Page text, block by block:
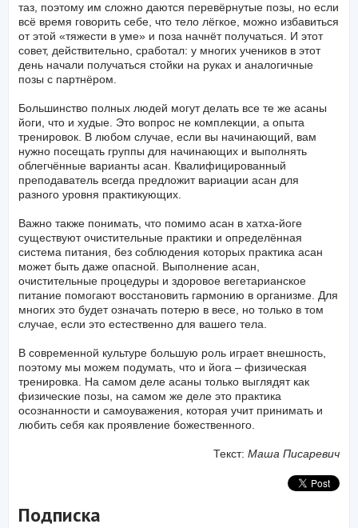
таз, поэтому им сложно даются перевёрнутые позы, но если
всё время говорить себе, что тело лёгкое, можно избавиться
от этой «тяжести в уме» и поза начнёт получаться. И этот
совет, действительно, сработал: у многих учеников в этот
день начали получаться стойки на руках и аналогичные
позы с партнёром.
Большинство полных людей могут делать все те же асаны
йоги, что и худые. Это вопрос не комплекции, а опыта
тренировок. В любом случае, если вы начинающий, вам
нужно посещать группы для начинающих и выполнять
облегчённые варианты асан. Квалифицированный
преподаватель всегда предложит вариации асан для
разного уровня практикующих.
Важно также понимать, что помимо асан в хатха-йоге
существуют очистительные практики и определённая
система питания, без соблюдения которых практика асан
может быть даже опасной. Выполнение асан,
очистительные процедуры и здоровое вегетарианское
питание помогают восстановить гармонию в организме. Для
многих это будет означать потерю в весе, но только в том
случае, если это естественно для вашего тела.
В современной культуре большую роль играет внешность,
поэтому мы можем подумать, что и йога – физическая
тренировка. На самом деле асаны только выглядят как
физические позы, на самом же деле это практика
осознанности и самоуважения, которая учит принимать и
любить себя как проявление божественного.
Текст: Маша Писаревич
Подписка